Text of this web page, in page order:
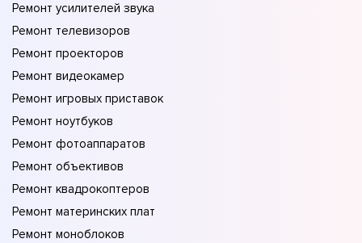
Ремонт усилителей звука
Ремонт телевизоров
Ремонт проекторов
Ремонт видеокамер
Ремонт игровых приставок
Ремонт ноутбуков
Ремонт фотоаппаратов
Ремонт объективов
Ремонт квадрокоптеров
Ремонт материнских плат
Ремонт моноблоков